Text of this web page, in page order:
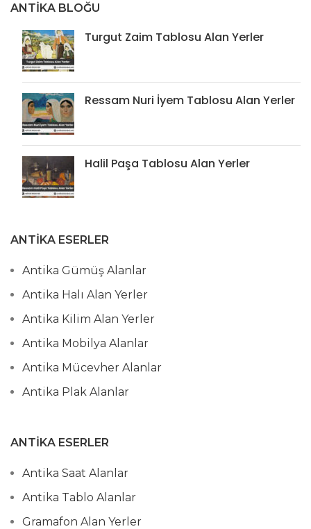
ANTIKA BLOĞU
Turgut Zaim Tablosu Alan Yerler
Ressam Nuri İyem Tablosu Alan Yerler
Halil Paşa Tablosu Alan Yerler
ANTIKA ESERLER
Antika Gümüş Alanlar
Antika Halı Alan Yerler
Antika Kilim Alan Yerler
Antika Mobilya Alanlar
Antika Mücevher Alanlar
Antika Plak Alanlar
ANTIKA ESERLER
Antika Saat Alanlar
Antika Tablo Alanlar
Gramafon Alan Yerler